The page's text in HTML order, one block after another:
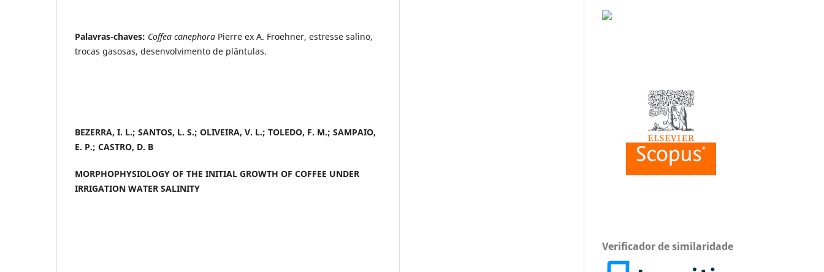
Palavras-chaves: Coffea canephora Pierre ex A. Froehner, estresse salino,
trocas gasosas, desenvolvimento de plântulas.
BEZERRA, I. L.; SANTOS, L. S.; OLIVEIRA, V. L.; TOLEDO, F. M.; SAMPAIO,
E. P.; CASTRO, D. B
MORPHOPHYSIOLOGY OF THE INITIAL GROWTH OF COFFEE UNDER
IRRIGATION WATER SALINITY
Verificador de similaridade